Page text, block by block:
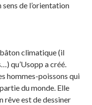
de l’orientation
bâton climatique (il
qu’Usopp a créé.
hommes-poissons qui
du monde. Elle
rêve est de dessiner